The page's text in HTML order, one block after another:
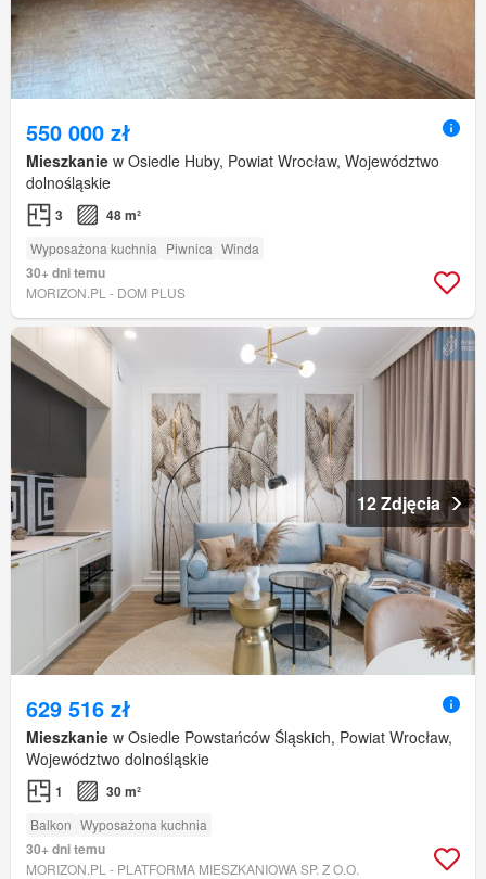
550 000 zł
Mieszkanie w Osiedle Huby, Powiat Wrocław, Województwo
dolnośląskie
3 48 m²
Wyposażona kuchnia Piwnica Winda
30+ dni temu
MORIZON.PL - DOM PLUS
12 Zdjęcia
629 516 zł
Mieszkanie w Osiedle Powstańców Śląskich, Powiat Wrocław,
Województwo dolnośląskie
1 30 m²
Balkon Wyposażona kuchnia
30+ dni temu
MORIZON.PL - PLATFORMA MIESZKANIOWA SP. Z O.O.